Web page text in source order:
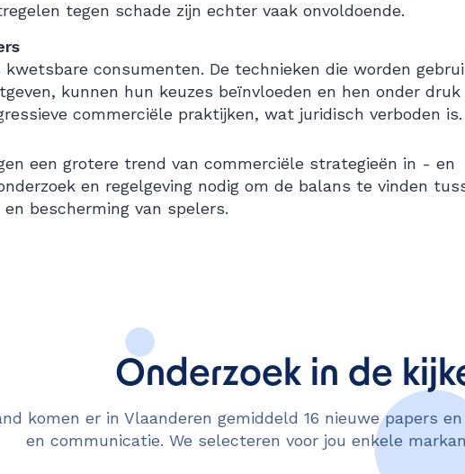
tegen schade zijn echter vaak onvoldoende.
kwetsbare consumenten. De technieken die worden
kunnen hun keuzes beïnvloeden en hen onder druk
commerciële praktijken, wat juridisch verboden is.
een grotere trend van commerciële strategieën in - en
en regelgeving nodig om de balans te vinden
bescherming van spelers.
Onderzoek in de
komen er in Vlaanderen gemiddeld 16 nieuwe papers
en communicatie. We selecteren voor jou enkele